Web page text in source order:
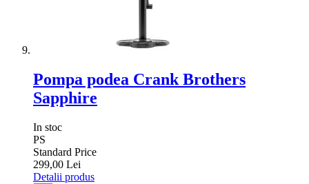
Pompa podea Crank Brothers
Sapphire
In stoc
PS
Standard Price
299,00 Lei
Detalii produs